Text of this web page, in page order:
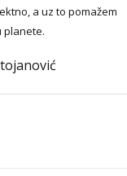
a uz to pomažem
planete.